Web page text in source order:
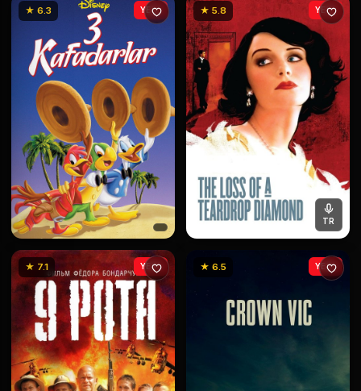
★ 6.3 YENİ ★ 5.8
TR
YENİ
★ 7.1 YENİ ★ 6.5 YENİ